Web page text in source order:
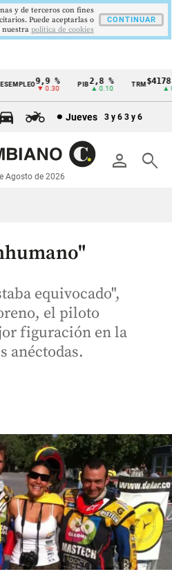
9,9 %
▼ 0.30
2,8 %
▲ 0.10
TRM
▲
Jueves 3 y 6 3 y 6
person search
Agosto de 2026
equivocado",
el piloto
figuración en la
anéctodas.
y de terceros con fines
Puede aceptarlas o
nuestra politica de cookies
CONTINUAR